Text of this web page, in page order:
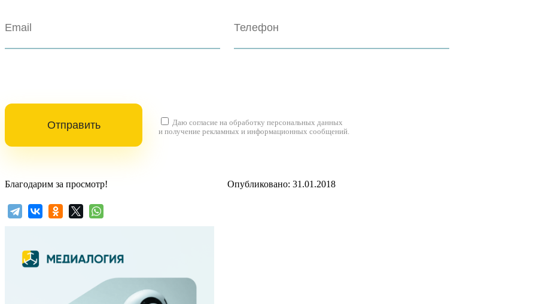
Даю согласие на обработку персональных данных
и получение рекламных и информационных сообщений.
Благодарим за просмотр! Опубликовано: 31.01.2018